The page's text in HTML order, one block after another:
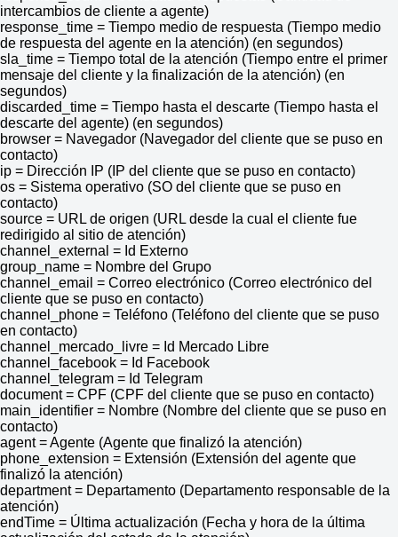
intercambios de cliente a agente)
response_time = Tiempo medio de respuesta (Tiempo medio
de respuesta del agente en la atención) (en segundos)
sla_time = Tiempo total de la atención (Tiempo entre el primer
mensaje del cliente y la finalización de la atención) (en
segundos)
discarded_time = Tiempo hasta el descarte (Tiempo hasta el
descarte del agente) (en segundos)
browser = Navegador (Navegador del cliente que se puso en
contacto)
ip = Dirección IP (IP del cliente que se puso en contacto)
os = Sistema operativo (SO del cliente que se puso en
contacto)
source = URL de origen (URL desde la cual el cliente fue
redirigido al sitio de atención)
channel_external = Id Externo
group_name = Nombre del Grupo
channel_email = Correo electrónico (Correo electrónico del
cliente que se puso en contacto)
channel_phone = Teléfono (Teléfono del cliente que se puso
en contacto)
channel_mercado_livre = Id Mercado Libre
channel_facebook = Id Facebook
channel_telegram = Id Telegram
document = CPF (CPF del cliente que se puso en contacto)
main_identifier = Nombre (Nombre del cliente que se puso en
contacto)
agent = Agente (Agente que finalizó la atención)
phone_extension = Extensión (Extensión del agente que
finalizó la atención)
department = Departamento (Departamento responsable de la
atención)
endTime = Última actualización (Fecha y hora de la última